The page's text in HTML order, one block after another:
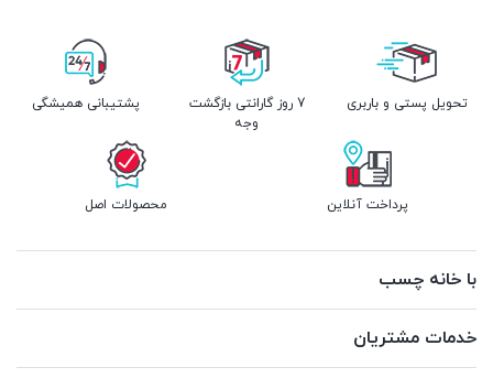
تحویل پستی و باربری
7 روز گارانتی بازگشت
وجه
پشتیبانی همیشگی
پرداخت آنلاین محصولات اصل
با خانه چسب
خدمات مشتریان